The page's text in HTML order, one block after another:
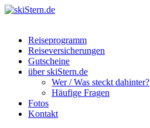
Reiseprogramm
Reiseversicherungen
Gutscheine
über skiStern.de
Wer / Was steckt dahinter?
Häufige Fragen
Fotos
Kontakt